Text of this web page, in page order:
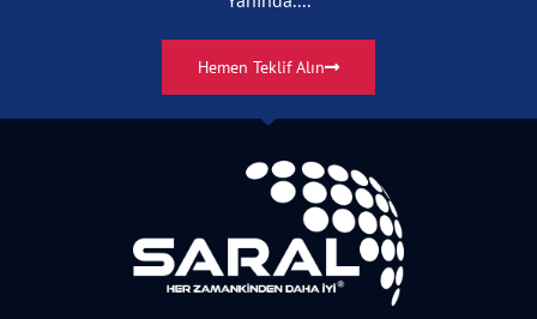
Hemen Teklif Alın